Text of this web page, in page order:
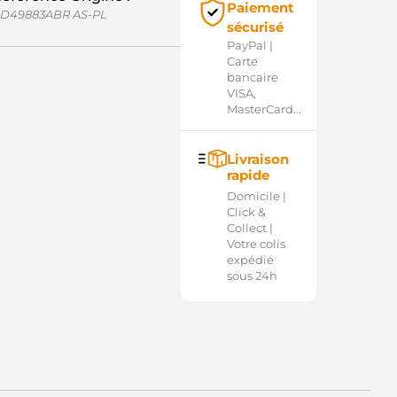
AS-PL
Paiement
sécurisé
PayPal |
Carte
bancaire
VISA,
MasterCard...
Livraison
rapide
Domicile |
Click &
Collect |
Votre colis
expédié
sous 24h